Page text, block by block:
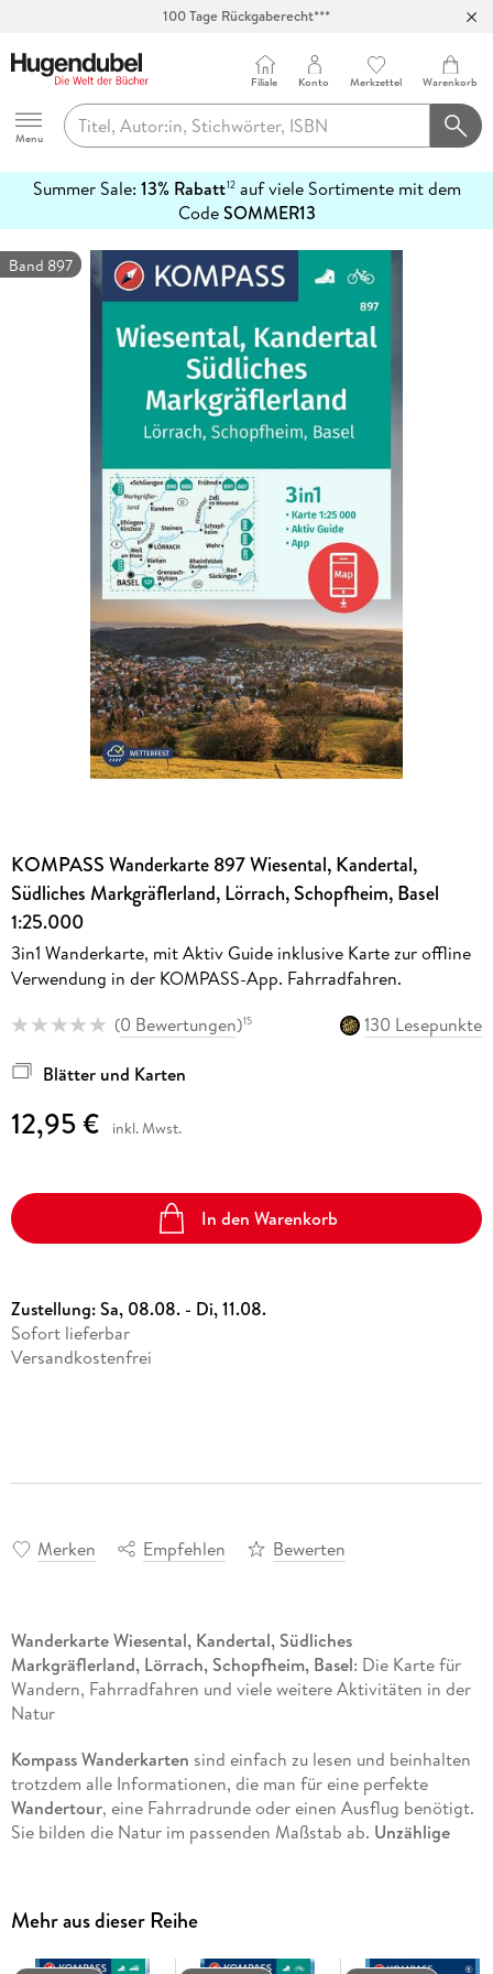
100 Tage Rückgaberecht***
Hugendubel
Menu
Filiale Konto Merkzettel Warenkorb
Summer Sale: 13% Rabatt12auf viele Sortimente mit dem
CodeSOMMER13
erfahren
Band 897
KOMPASS Wanderkarte 897 Wiesental, Kandertal,
Südliches Markgräflerland, Lörrach, Schopfheim, Basel
1:25.000
3in1 Wanderkarte, mit Aktiv Guide inklusive Karte zur offline
Verwendung in der KOMPASS-App. Fahrradfahren.
(0 Bewertungen)15 130 Lesepunkte
Blätter und Karten
12,95 € inkl. Mwst.
In den Warenkorb
Zustellung:Sa, 08.08. - Di, 11.08.
Sofort lieferbar
Versandkostenfrei
Merken Empfehlen Bewerten
Wanderkarte Wiesental, Kandertal, Südliches
Markgräflerland, Lörrach, Schopfheim, Basel: Die Karte für
Wandern, Fahrradfahren und viele weitere Aktivitäten in der
Natur
Kompass Wanderkarten sind einfach zu lesen und beinhalten
trotzdem alle Informationen, die man für eine perfekte
Wandertour, eine Fahrradrunde oder einen Ausflug benötigt.
Sie bilden die Natur im passenden Maßstab ab. Unzählige
Wegnummer (wie Fernwege), Fahrradwege (mit Trails),
Klettersteige, Gasthäuser und Hütten, Parkplätze, Bus &
Mehr aus dieser Reihe